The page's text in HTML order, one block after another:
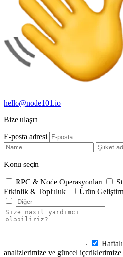
hello@node101.io
Bize ulaşın
E-posta adresi
Konu seçin
RPC & Node Operasyonları
Etkinlik & Topluluk
Ürün
analizlerimize ve güncel